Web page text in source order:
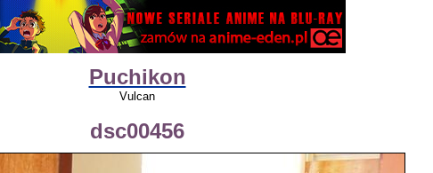
Puchikon
Vulcan
dsc00456